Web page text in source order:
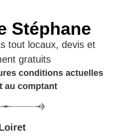
Stéphane
tout locaux, devis et
gratuits
conditions actuelles
au comptant